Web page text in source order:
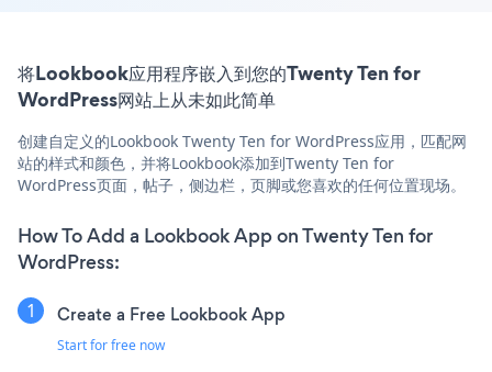
将Lookbook应用程序嵌入到您的Twenty Ten for
WordPress网站上从未如此简单
创建自定义的Lookbook Twenty Ten for WordPress应用，匹配网
站的样式和颜色，并将Lookbook添加到Twenty Ten for
WordPress页面，帖子，侧边栏，页脚或您喜欢的任何位置现场。
How To Add a Lookbook App on Twenty Ten for
WordPress:
Create a Free Lookbook App
Start for free now